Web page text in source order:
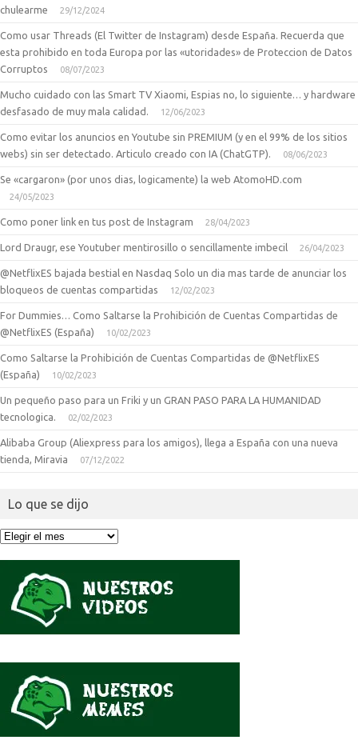
chulearme
29/12/2024
Como usar Threads (El Twitter de Instagram) desde España. Recuerda que
esta prohibido en toda Europa por las «utoridades» de Proteccion de Datos
Corruptos
08/07/2023
Mucho cuidado con las Smart TV Xiaomi, Espias no, lo siguiente… y hardware
desfasado de muy mala calidad.
12/06/2023
Como evitar los anuncios en Youtube sin PREMIUM (y en el 99% de los sitios
webs) sin ser detectado. Articulo creado con IA (ChatGTP).
08/06/2023
Se «cargaron» (por unos dias, logicamente) la web AtomoHD.com
24/05/2023
Como poner link en tus post de Instagram 28/04/2023
Lord Draugr, ese Youtuber mentirosillo o sencillamente imbecil 26/04/2023
@NetflixES bajada bestial en Nasdaq Solo un dia mas tarde de anunciar los
bloqueos de cuentas compartidas
12/02/2023
For Dummies… Como Saltarse la Prohibición de Cuentas Compartidas de
@NetflixES (España)
10/02/2023
Como Saltarse la Prohibición de Cuentas Compartidas de @NetflixES
(España)
10/02/2023
Un pequeño paso para un Friki y un GRAN PASO PARA LA HUMANIDAD
tecnologica.
02/02/2023
Alibaba Group (Aliexpress para los amigos), llega a España con una nueva
tienda, Miravia
07/12/2022
Lo que se dijo
Lo